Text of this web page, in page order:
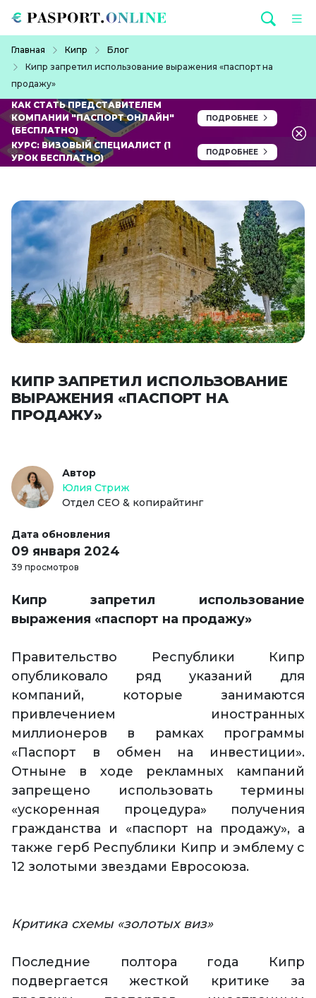
Главная Кипр
Блог
Кипр запретил использование выражения «паспорт на
продажу»
КАК СТАТЬ ПРЕДСТАВИТЕЛЕМ
КОМПАНИИ "ПАСПОРТ ОНЛАЙН"
(БЕСПЛАТНО)
ПОДРОБНЕЕ
КУРС: ВИЗОВЫЙ СПЕЦИАЛИСТ (1
УРОК БЕСПЛАТНО)
ПОДРОБНЕЕ
КИПР ЗАПРЕТИЛ ИСПОЛЬЗОВАНИЕ
ВЫРАЖЕНИЯ «ПАСПОРТ НА
ПРОДАЖУ»
Автор
Юлия Стриж
Отдел СЕО & копирайтинг
Дата обновления
09 января 2024
39 просмотров
Кипр запретил использование
выражения «паспорт на продажу»
Правительство Республики Кипр
опубликовало ряд указаний для
компаний, которые занимаются
привлечением иностранных
миллионеров в рамках программы
«Паспорт в обмен на инвестиции».
Отныне в ходе рекламных кампаний
запрещено использовать термины
«ускоренная процедура» получения
гражданства и «паспорт на продажу», а
также герб Республики Кипр и эмблему с
12 золотыми звездами Евросоюза.
Критика схемы «золотых виз»
Последние полтора года Кипр
подвергается жесткой критике за